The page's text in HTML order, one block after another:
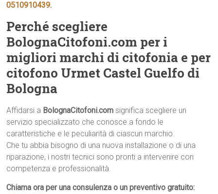
0510910439.
Perché scegliere
BolognaCitofoni.com per i
migliori marchi di citofonia e per
citofono Urmet Castel Guelfo di
Bologna
Affidarsi a BolognaCitofoni.com significa scegliere un
servizio specializzato che conosce a fondo le
caratteristiche e le peculiarità di ciascun marchio.
Che tu abbia bisogno di una nuova installazione o di una
riparazione, i nostri tecnici sono pronti a intervenire con
competenza e professionalità.
Chiama ora per una consulenza o un preventivo gratuito: